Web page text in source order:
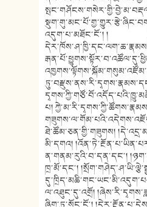
འདུག་པ་མཐོང་ངོ༌། །
པ།
ཐེ་ཚོམ་ཅན་གྱི་གཟུགས།
མི་དགའ།
ན་གནམ་རུའི་བ་དན་དང༌།
ཁྲ་མོ་དང༌།
ལ་འཐུང་དུ་འགྲོ།